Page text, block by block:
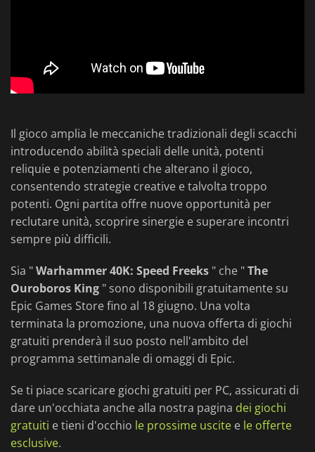
Il gioco amplia le meccaniche tradizionali degli scacchi
introducendo abilità speciali delle unità, potenti
reliquie e potenziamenti che alterano il gioco,
consentendo strategie creative e talvolta troppo
potenti. Ogni partita offre nuove opportunità per
reclutare unità, scoprire sinergie e superare incontri
sempre più difficili.
Sia "Warhammer 40K: Speed Freeks " che "The
Ouroboros King " sono disponibili gratuitamente su
Epic Games Store fino al 18 giugno. Una volta
terminata la promozione, una nuova offerta di giochi
gratuiti prenderà il suo posto nell'ambito del
programma settimanale di omaggi di Epic.
Se ti piace scaricare giochi gratuiti per PC, assicurati di
dare un'occhiata anche alla nostra pagina dei giochi
gratuiti e tieni d'occhio le prossime uscite e le offerte
esclusive.